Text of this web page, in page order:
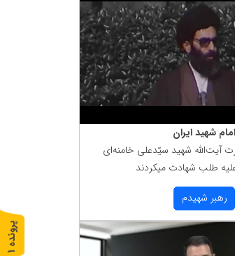
امام شهید ایران
شهید سیّدعلی خامنه‌ای
طلب شهادت میكردند
رهبر شهیدم
پ
ر
و
ن
د
ه
1